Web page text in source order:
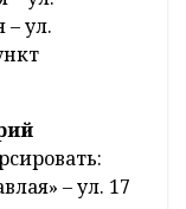
– ул.
– ул. 17